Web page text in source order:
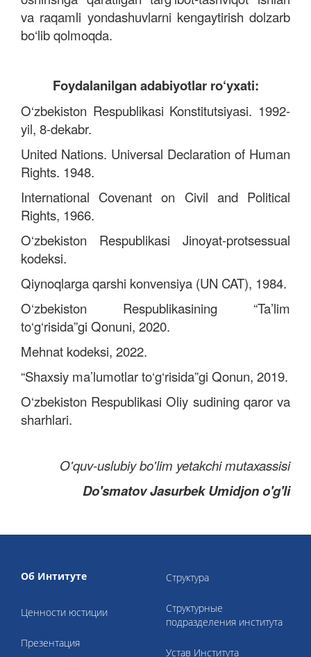
va raqamli yondashuvlarni kengaytirish dolzarb
bo‘lib qolmoqda.
Foydalanilgan adabiyotlar ro‘yxati:
O‘zbekiston Respublikasi Konstitutsiyasi. 1992-
yil, 8-dekabr.
United Nations. Universal Declaration of Human
Rights. 1948.
International Covenant on Civil and Political
Rights, 1966.
O‘zbekiston Respublikasi Jinoyat-protsessual
kodeksi.
Qiynoqlarga qarshi konvensiya (UN CAT), 1984.
O‘zbekiston Respublikasining “Ta’lim
to‘g‘risida”gi Qonuni, 2020.
Mehnat kodeksi, 2022.
“Shaxsiy ma’lumotlar to‘g‘risida”gi Qonun, 2019.
O‘zbekiston Respublikasi Oliy sudining qaror va
sharhlari.
O'quv-uslubiy bo'lim yetakchi mutaxassisi
Do'smatov Jasurbek Umidjon o'g'li
Об Интитуте
Ценности юстиции
Презентация
Структура
Структурные
подразделения института
Устав Института